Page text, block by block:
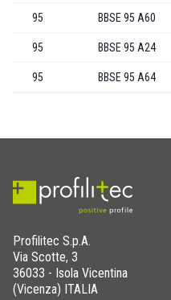
95 BBSE 95 A60
95 BBSE 95 A24
95 BBSE 95 A64
Profilitec S.p.A.
Via Scotte, 3
36033 - Isola Vicentina
(Vicenza) ITALIA